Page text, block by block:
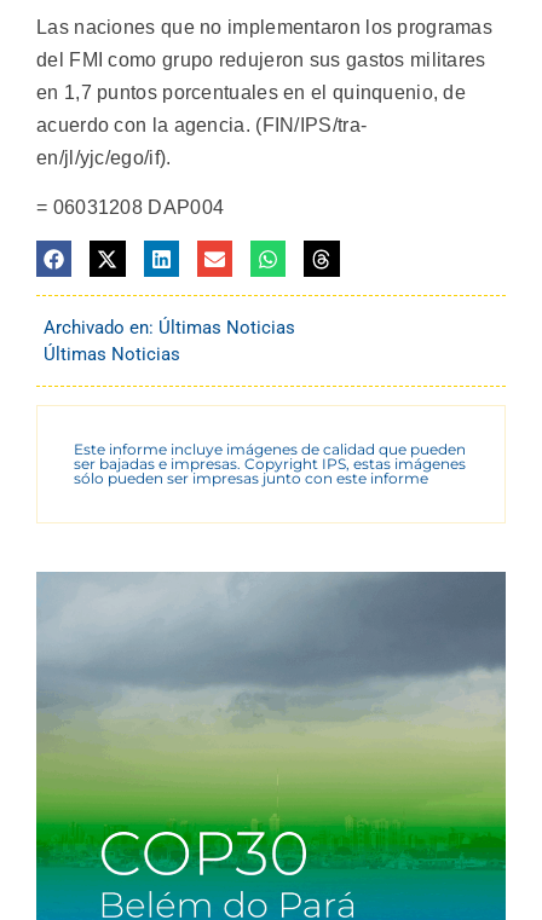
Las naciones que no implementaron los programas
del FMI como grupo redujeron sus gastos militares
en 1,7 puntos porcentuales en el quinquenio, de
acuerdo con la agencia. (FIN/IPS/tra-
en/jl/yjc/ego/if).
= 06031208 DAP004
Archivado en: Últimas Noticias
Últimas Noticias
Este informe incluye imágenes de calidad que pueden
ser bajadas e impresas. Copyright IPS, estas imágenes
sólo pueden ser impresas junto con este informe